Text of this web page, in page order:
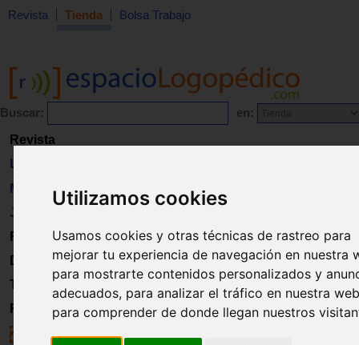
Utilizamos cookies
Usamos cookies y otras técnicas de rastreo para
mejorar tu experiencia de navegación en nuestra
para mostrarte contenidos personalizados y
adecuados, para analizar el tráfico en nuestra
para comprender de donde llegan nuestros
Revista Tienda Bolsa Trabajo
Buscar: en:
Revista
Libros
Material
Juguetes
Formación
Directorio
Trabajo
Registro